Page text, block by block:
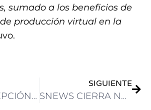
sumado a los beneficios de
producción virtual en la
GRAN RECEPCIÓN DE LAS NOVEDADES DE 3WAY SOLUTIONS EN NAB SHOW
SIGUIENTE
SNEWS CIERRA NAB SHOW CON NUEVOS NEGOCIOS, EXPANSIÓN INTERNACIONAL Y TRES LANZAMIENTOS ESTRATÉGICOS